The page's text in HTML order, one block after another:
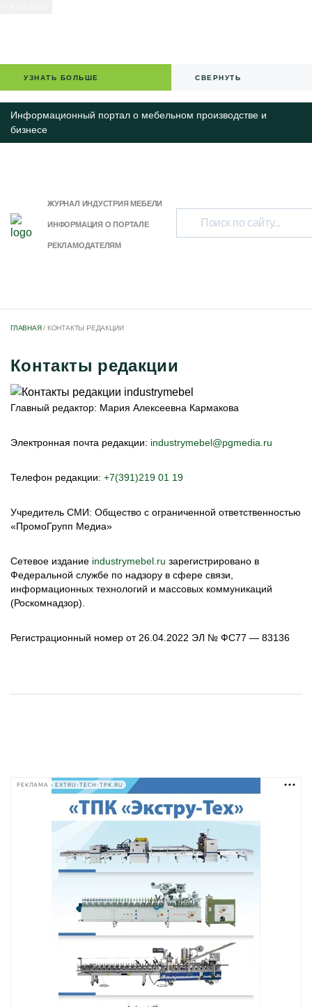
УЗНАТЬ БОЛЬШЕ СВЕРНУТЬ
Информационный портал о мебельном производстве и
бизнесе
ЖУРНАЛ ИНДУСТРИЯ МЕБЕЛИ
ИНФОРМАЦИЯ О ПОРТАЛЕ
РЕКЛАМОДАТЕЛЯМ
ГЛАВНАЯ/ КОНТАКТЫ РЕДАКЦИИ
Контакты редакции
Главный редактор: Мария Алексеевна Кармакова
Электронная почта редакции: industrymebel@pgmedia.ru
Телефон редакции: +7(391)219 01 19
Учредитель СМИ: Общество с ограниченной ответственностью
«ПромоГрупп Медиа»
Сетевое издание industrymebel.ru зарегистрировано в
Федеральной службе по надзору в сфере связи,
информационных технологий и массовых коммуникаций
(Роскомнадзор).
Регистрационный номер от 26.04.2022 ЭЛ № ФС77 — 83136
РЕКЛАМА • EXTRU-TECH-TPK.RU